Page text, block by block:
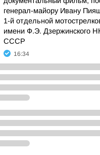
генерал-майору Ивану
1-й отдельной
имени Ф.Э. Дзержинского
СССР
16:34